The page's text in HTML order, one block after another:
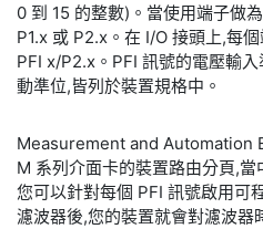
0 到 15 的整數)。當使用端子做
P1.x 或 P2.x。在 I/O 接頭上,每
PFI x/P2.x。PFI 訊號的電壓輸
動準位,皆列於裝置規格中。
Measurement and Automation
M 系列介面卡的裝置路由分頁,
您可以針對每個 PFI 訊號啟用可
濾波器後,您的裝置就會對濾波器